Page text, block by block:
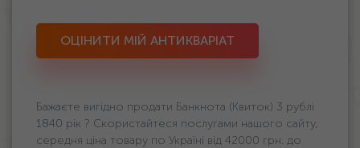
ОЦІНИТИ МІЙ АНТИКВАРІАТ
Бажаєте вигідно продати Банкнота (Квиток) 3 рублі
1840 рік ? Скористайтеся послугами нашого сайту,
середня ціна товару по Україні від 42000 грн. дo